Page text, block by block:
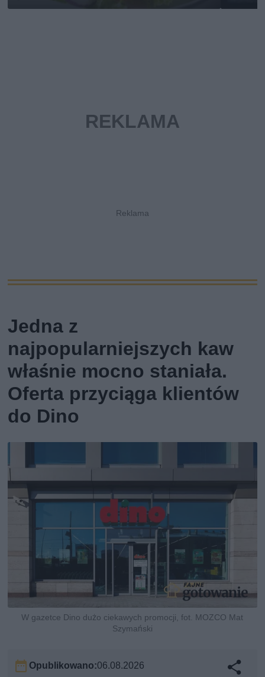
Jedna z
najpopularniejszych kaw
właśnie mocno staniała.
Oferta przyciąga klientów
do Dino
W gazetce Dino dużo ciekawych promocji, fot. MOZCO Mat
Szymański
Opublikowano:06.08.2026